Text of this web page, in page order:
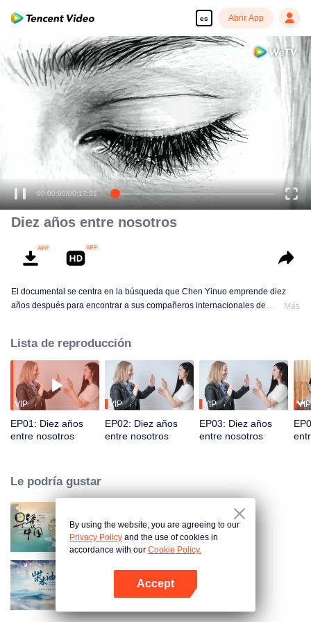
es Abrir App
00:00:00/00:17:31
Diez años entre nosotros
El documental se centra en la búsqueda que Chen Yinuo emprende diez
años después para encontrar a sus compañeros internacionales de
"segundo hogar", subrayan el atractivo cultural del país y su impacto en el
desarrollo.
Más
Lista de reproducción
VIP
EP01: Diez años
entre nosotros
VIP
EP02: Diez años
entre nosotros
VIP
EP03: Diez años
entre nosotros
VIP
Le podría gustar
Breakfast in China
A Long Cherished Dream
By using the website, you are agreeing to our
Privacy Policy and the use of cookies in
accordance with our Cookie Policy.
Accept